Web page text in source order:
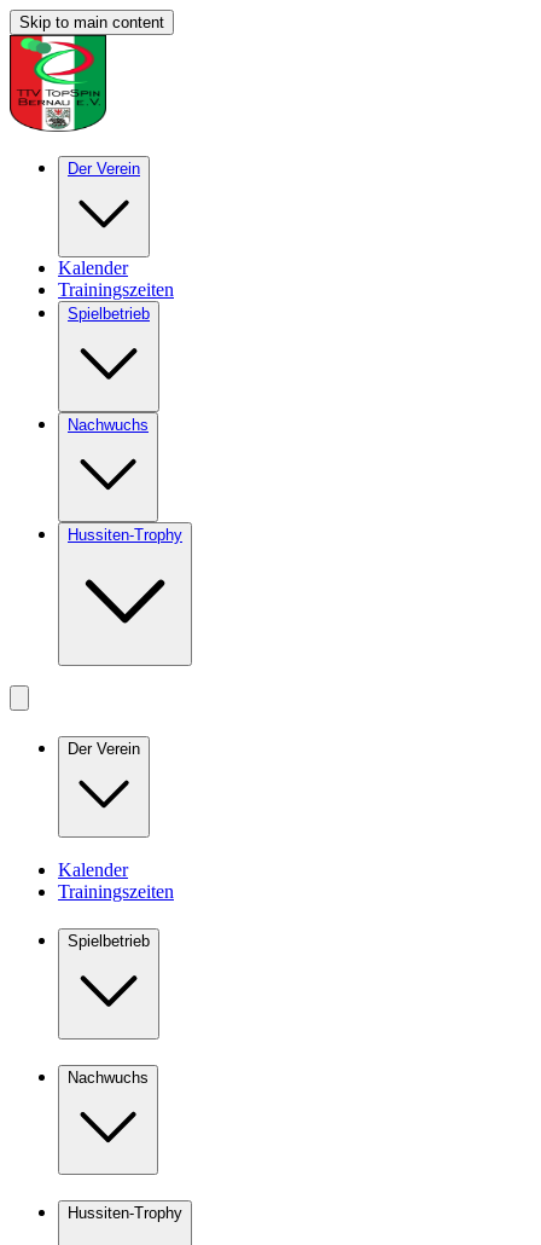
Skip to main content
Der Verein
Kalender
Trainingszeiten
Spielbetrieb
Nachwuchs
Hussiten-Trophy
Der Verein
Kalender
Trainingszeiten
Spielbetrieb
Nachwuchs
Hussiten-Trophy